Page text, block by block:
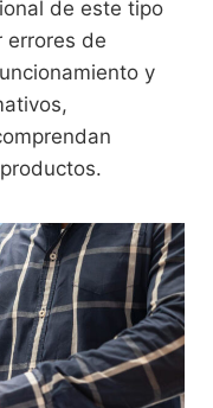
de este tipo
errores de
y